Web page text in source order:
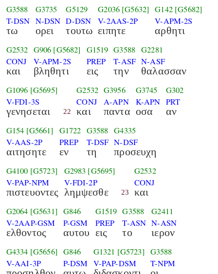
G3588
T-DSN
τω
G3735
N-DSN
ορει
G5129
D-DSN
τουτω
G2036 [G5632]
V-2AAS-2P
ειπητε
G142 [G5682]
V-APM-2S
αρθητι
G2532
CONJ
και
G906 [G5682]
V-APM-2S
βληθητι
G1519
PREP
εις
G3588
T-ASF
την
G2281
N-ASF
θαλασσαν
G1096 [G5695]
V-FDI-3S
γενησεται 22
G2532
CONJ
και
G3956
A-APN
παντα
G3745
K-APN
οσα
G302
PRT
αν
G154 [G5661]
V-AAS-2P
αιτησητε
G1722
PREP
εν
G3588
T-DSF
τη
G4335
N-DSF
προσευχη
G4100 [G5723]
V-PAP-NPM
πιστευοντες
G2983 [G5695]
V-FDI-2P
λημψεσθε 23
G2532
CONJ
και
G2064 [G5631]
V-2AAP-GSM
ελθοντος
G846
P-GSM
αυτου
G1519
PREP
εις
G3588
T-ASN
το
G2411
N-ASN
ιερον
G4334 [G5656]
V-AAI-3P
G846
P-DSM
G1321 [G5723]
V-PAP-DSM
G3588
T-NPM